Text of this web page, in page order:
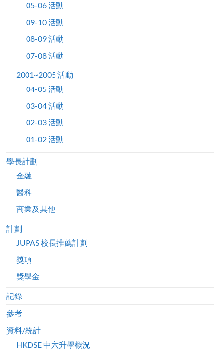
05-06 活動
09-10 活動
08-09 活動
07-08 活動
2001~2005 活動
04-05 活動
03-04 活動
02-03 活動
01-02 活動
學長計劃
金融
醫科
商業及其他
計劃
JUPAS 校長推薦計劃
獎項
獎學金
記錄
參考
資料/統計
HKDSE 中六升學概況